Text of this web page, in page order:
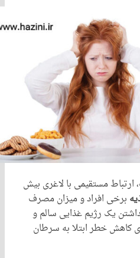
با لاغری بیش
و میزان مصرف
غذایی سالم و
ابتلا به سرطان